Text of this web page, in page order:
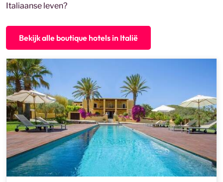
Italiaanse leven?
Bekijk alle boutique hotels in Italië